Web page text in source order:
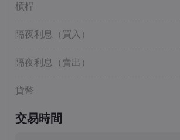
量增，市場波動趨緩
槓桿
隔夜利息（買入）
隔夜利息（賣出）
貨幣
交易時間